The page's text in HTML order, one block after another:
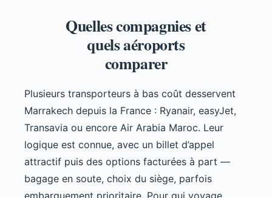
Quelles compagnies et
quels aéroports
comparer
Plusieurs transporteurs à bas coût desservent
Marrakech depuis la France : Ryanair, easyJet,
Transavia ou encore Air Arabia Maroc. Leur
logique est connue, avec un billet d’appel
attractif puis des options facturées à part —
bagage en soute, choix du siège, parfois
embarquement prioritaire. Pour qui voyage